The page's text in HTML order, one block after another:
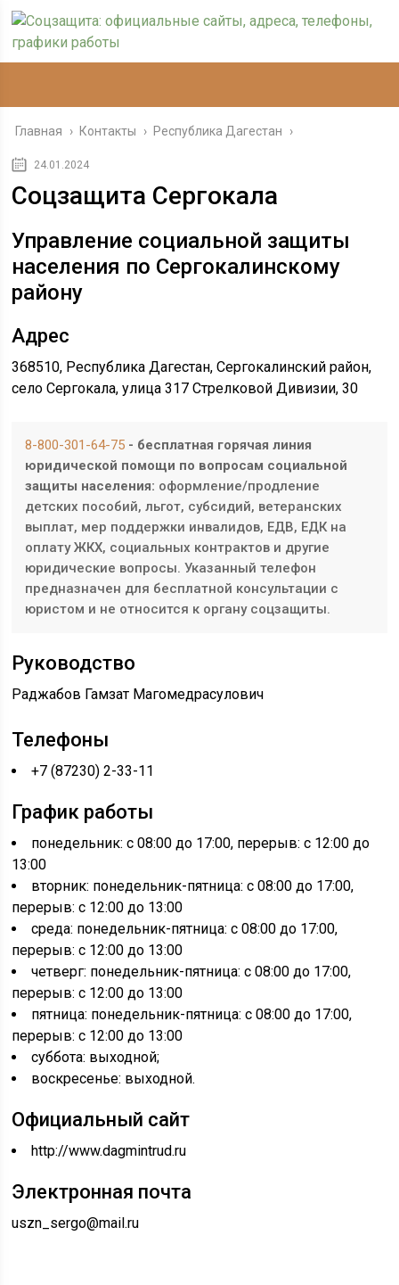
Главная › Контакты › Республика Дагестан ›
24.01.2024
Соцзащита Сергокала
Управление социальной защиты
населения по Сергокалинскому
району
Адрес
368510, Республика Дагестан, Сергокалинский район,
село Сергокала, улица 317 Стрелковой Дивизии, 30
8-800-301-64-75 - бесплатная горячая линия
юридической помощи по вопросам социальной
защиты населения: оформление/продление
детских пособий, льгот, субсидий, ветеранских
выплат, мер поддержки инвалидов, ЕДВ, ЕДК на
оплату ЖКХ, социальных контрактов и другие
юридические вопросы. Указанный телефон
предназначен для бесплатной консультации с
юристом и не относится к органу соцзащиты.
Руководство
Раджабов Гамзат Магомедрасулович
Телефоны
+7 (87230) 2-33-11
График работы
понедельник: с 08:00 до 17:00, перерыв: с 12:00 до
13:00
вторник: понедельник-пятница: с 08:00 до 17:00,
перерыв: с 12:00 до 13:00
среда: понедельник-пятница: с 08:00 до 17:00,
перерыв: с 12:00 до 13:00
четверг: понедельник-пятница: с 08:00 до 17:00,
перерыв: с 12:00 до 13:00
пятница: понедельник-пятница: с 08:00 до 17:00,
перерыв: с 12:00 до 13:00
суббота: выходной;
воскресенье: выходной.
Официальный сайт
http://www.dagmintrud.ru
Электронная почта
uszn_sergo@mail.ru